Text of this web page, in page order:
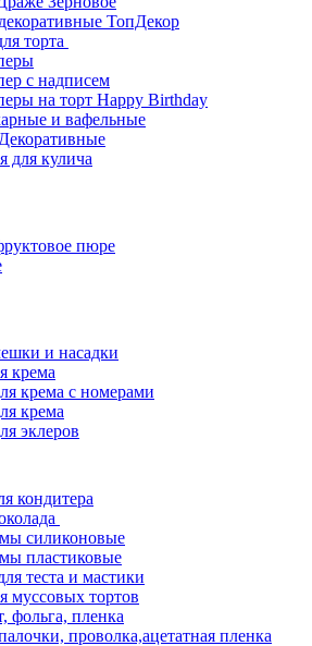
ТопДекор
торта
с надписем
на торт Happy Birthday
и вафельные
для кулича
пюре
и насадки
крема
крема с номерами
крема
эклеров
кондитера
силиконовые
пластиковые
теста и мастики
муссовых тортов
фольга, пленка
проволка,ацетатная пленка